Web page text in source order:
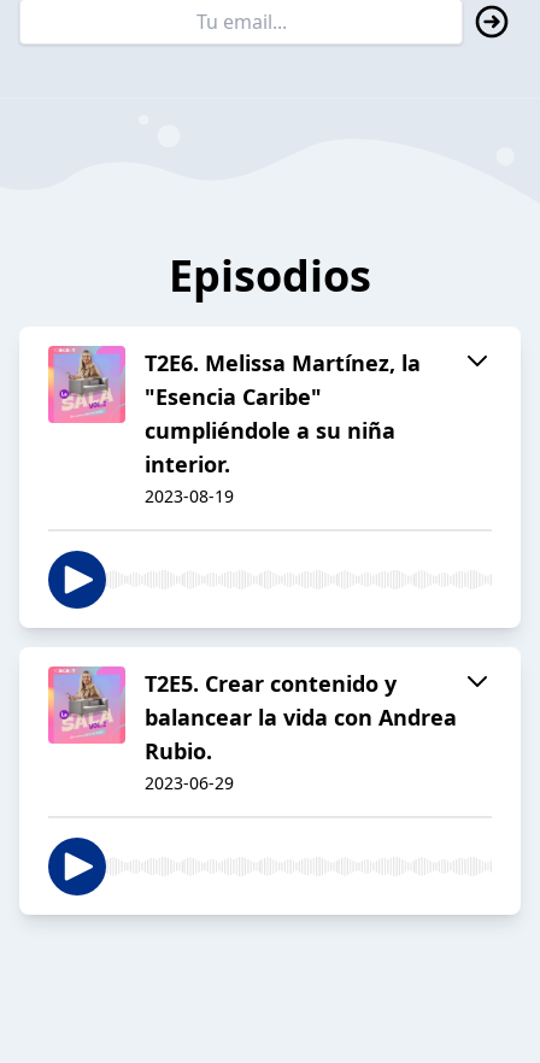
Episodios
T2E6. Melissa Martínez, la
"Esencia Caribe"
cumpliéndole a su niña
interior.
2023-08-19
T2E5. Crear contenido y
balancear la vida con Andrea
Rubio.
2023-06-29